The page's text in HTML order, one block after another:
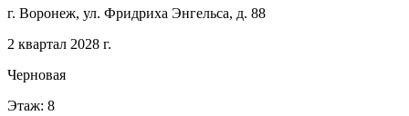
г. Воронеж, ул. Фридриха Энгельса, д. 88
2 квартал 2028 г.
Черновая
Этаж: 8